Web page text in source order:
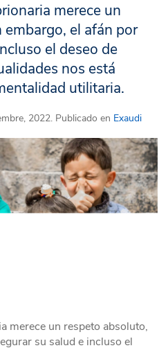
merece un
el afán por
el deseo de
nos está
utilitaria.
2022. Publicado en Exaudi
merece un respeto absoluto,
su salud e incluso el